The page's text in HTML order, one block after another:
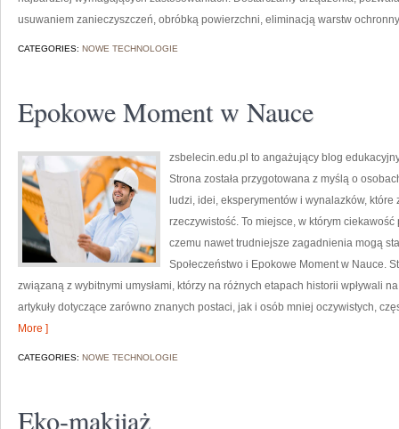
usuwaniem zanieczyszczeń, obróbką powierzchni, eliminacją warstw
CATEGORIES: NOWE TECHNOLOGIE
Epokowe Moment w Nauce
zsbelecin.edu.pl to angażujący blog
Strona została przygotowana z myślą o
ludzi, idei, eksperymentów i wynalazków, które
rzeczywistość. To miejsce, w którym
czemu nawet trudniejsze zagadnienia mogą
Społeczeństwo i Epokowe Moment w Nauce.
związaną z wybitnymi umysłami, którzy na różnych etapach historii wpływali
artykuły dotyczące zarówno znanych postaci, jak i osób mniej oczywistych,
More ]
CATEGORIES: NOWE TECHNOLOGIE
Eko-makijaż